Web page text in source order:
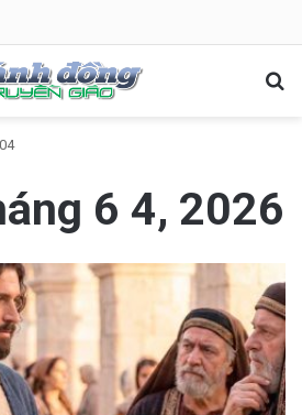
08.08 | Thánh Đaminh, Linh mục
04
6 4, 2026